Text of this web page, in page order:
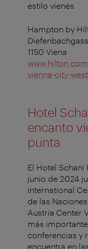
estilo vienés.
Hampton by
1150 Viena
vienna-city-west
Hotel
encanto
punta
El Hotel Schani
junio de 2024
International
de las
Austria Center
más
conferencias y
encuentra en